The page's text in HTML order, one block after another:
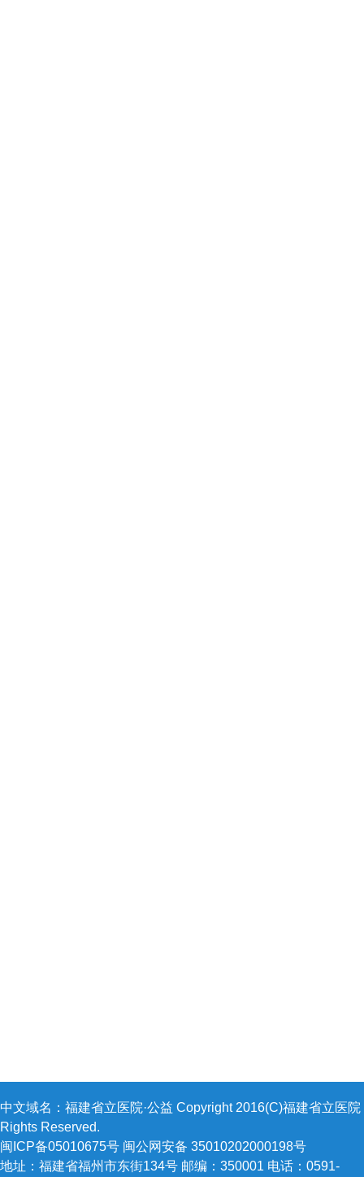
中文域名：福建省立医院·公益 Copyright 2016(C)福建省立医院
Rights Reserved.
闽ICP备05010675号 闽公网安备 35010202000198号
地址：福建省福州市东街134号 邮编：350001 电话：0591-